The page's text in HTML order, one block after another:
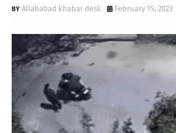
Allahabad khabar desk February 15, 2023